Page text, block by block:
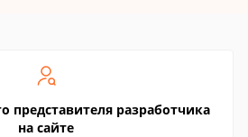
представителя разработчика
на сайте